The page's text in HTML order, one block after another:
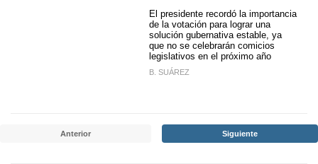
El presidente recordó la importancia
de la votación para lograr una
solución gubernativa estable, ya
que no se celebrarán comicios
legislativos en el próximo año
B. SUÁREZ
Anterior Siguiente